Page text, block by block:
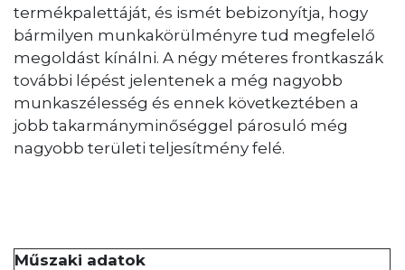
termékpalettáját, és ismét bebizonyítja, hogy
bármilyen munkakörülményre tud megfelelő
megoldást kínálni. A négy méteres frontkaszák
további lépést jelentenek a még nagyobb
munkaszélesség és ennek következtében a
jobb takarmányminőséggel párosuló még
nagyobb területi teljesítmény felé.
Műszaki adatok